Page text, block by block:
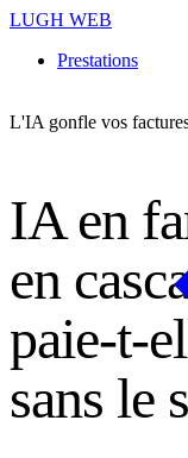
LUGH WEB
Prestations
L'IA gonfle vos
IA en fa
en casc
paie-t-el
sans le s